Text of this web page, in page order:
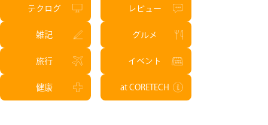
テクログ レビュー
雑記 グルメ
旅行 イベント
健康 at CORETECH